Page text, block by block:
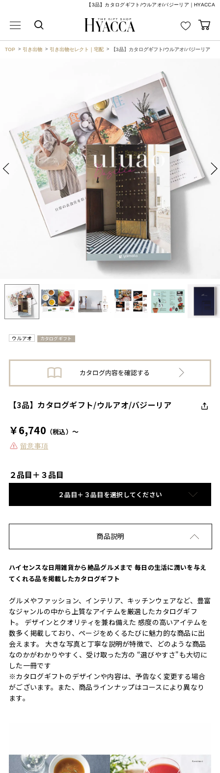
【3品】カタログギフト/ウルアオ/バジーリア｜HYACCA
TOP 引き出物 引き出物セレクト｜宅配 【3品】カタログギフト/ウルアオ/バジーリア
ウルアオ カタログギフト
【3品】カタログギフト/ウルアオ/バジーリア
￥6,740 （税込）～
留意事項
２品目＋３品目
２品目＋３品目を選択してください
商品説明
ハイセンスな日用雑貨から絶品グルメまで 毎日の生活に潤いを与え
てくれる品を掲載したカタログギフト
グルメやファッション、インテリア、キッチンウェアなど、豊富
なジャンルの中から上質なアイテムを厳選したカタログギフ
ト。 デザインとクオリティを兼ね備えた 感度の高いアイテムを
数多く掲載しており、ページをめくるたびに魅力的な商品に出
会えます。 大きな写真と丁寧な説明が特徴で、どのような商品
なのかがわかりやすく、受け取った方の “選びやすさ"も大切に
した一冊です
※カタログギフトのデザインや内容は、予告なく変更する場合
がございます。また、商品ラインナップはコースにより異なり
ます。